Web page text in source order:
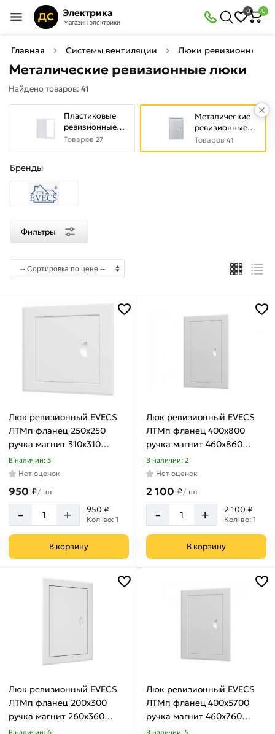
ДС Электрика
Магазин электрики
0 0
Главная Системы вентиляции Люки ревизионные
Металические ревизионные люки
Найдено товаров:41
Пластиковые
ревизионные
люки
Товаров 27
Металические
ревизионные
люки
Товаров 41
Бренды
Фильтры
Фильтры
Найдено товаров:
наличии
скидкой
руб.
Цвет
Материал
Страна
производства
Россия
Ширина
160
мм
мм
мм
Люк ревизионный EVECS
ЛТМп фланец 250x250
ручка магнит 310x310
окрашенная сталь
ЛТ2525Мп
В наличии: 5
Нет оценок
950 ₽/ шт
- + 950 ₽
Кол-во: 1
В корзину
Люк ревизионный EVECS
ЛТМп фланец 400x800
ручка магнит 460x860
окрашенная сталь
ЛТ4080Мп
В наличии: 2
Нет оценок
2 100 ₽/ шт
- + 2 100 ₽
Кол-во: 1
В корзину
Люк ревизионный EVECS
ЛТМп фланец 200x300
ручка магнит 260x360
окрашенная сталь
Люк ревизионный EVECS
ЛТМп фланец 400x5700
ручка магнит 460x760
окрашенная сталь